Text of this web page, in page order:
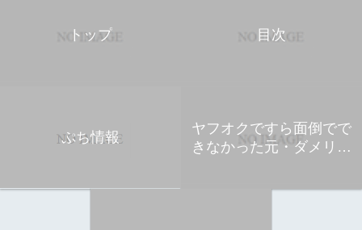
トップ 目次
ぷち情報
ヤフオクですら面倒でで
きなかった元・ダメリー